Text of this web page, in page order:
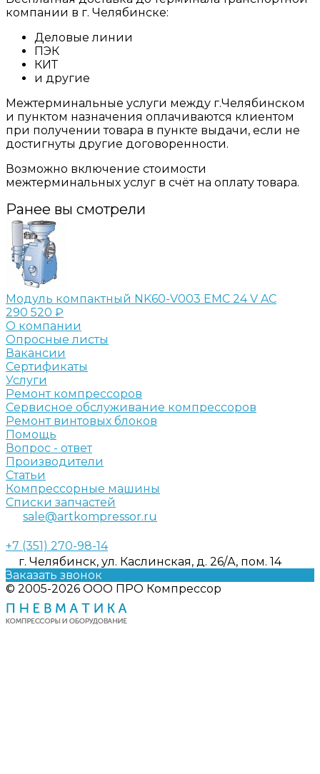
компании в г. Челябинске:
Деловые линии
ПЭК
КИТ
и другие
Межтерминальные услуги между г.Челябинском
и пунктом назначения оплачиваются клиентом
при получении товара в пункте выдачи, если не
достигнуты другие договоренности.
Возможно включение стоимости
межтерминальных услуг в счёт на оплату товара.
Ранее вы смотрели
Модуль компактный NK60-V003 EMC 24 V AC
290 520 ₽
О компании
Опросные листы
Вакансии
Сертификаты
Услуги
Ремонт компрессоров
Сервисное обслуживание компрессоров
Ремонт винтовых блоков
Помощь
Вопрос - ответ
Производители
Статьи
Компрессорные машины
Списки запчастей
sale@artkompressor.ru
+7 (351) 270-98-14
г. Челябинск, ул. Каслинская, д. 26/А, пом. 14
Заказать звонок
© 2005-2026 ООО ПРО Компрессор